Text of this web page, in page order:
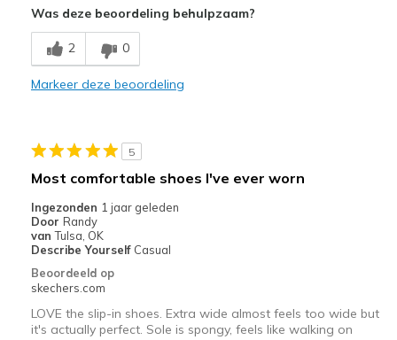
Breathe Well
Comfortable
Casual Wear
Width
Sizing
Feels true to size
View On Shoes
Was deze beoordeling behulpzaam?
2 0
Markeer deze beoordeling
5
Most comfortable shoes I've ever worn
Ingezonden 1 jaar geleden
Door Randy
van Tulsa, OK
Describe Yourself Casual
Beoordeeld op
skechers.com
LOVE the slip-in shoes. Extra wide almost feels too wide but
it's actually perfect. Sole is spongy, feels like walking on